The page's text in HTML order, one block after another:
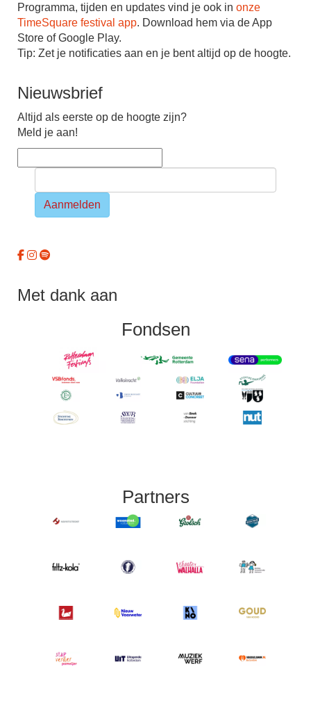
Programma, tijden en updates vind je ook in onze
TimeSquare festival app. Download hem via de App
Store of Google Play.
Tip: Zet je notiﬁcaties aan en je bent altijd op de hoogte.
Nieuwsbrief
Altijd als eerste op de hoogte zijn?
Meld je aan!
Aanmelden
Met dank aan
Fondsen
Partners